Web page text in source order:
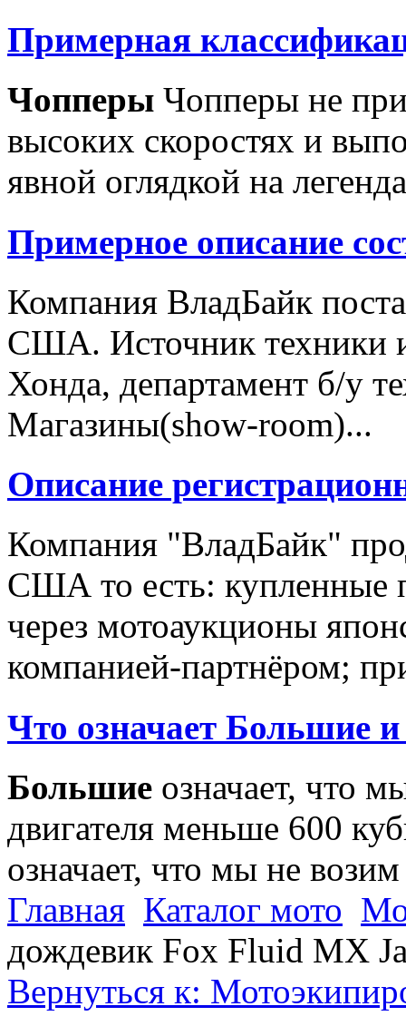
Примерная
Чопперы Чопперы не
высоких скоростях и
явной оглядкой на
Примерное описание
Компания ВладБайк
США. Источник техники
Хонда, департамент б/у
Магазины(show-room)...
Описание
Компания "ВладБайк"
США то есть: купленные
через мотоаукционы
компанией-партнёром;
Что означает Большие
Большие означает, что
двигателя меньше 600
означает, что мы не
Главная Каталог мото
дождевик Fox Fluid MX
Вернуться к: